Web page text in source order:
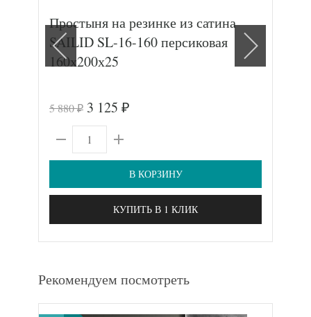
Простыня на резинке из сатина
SAILID SL-16-160 персиковая
160х200х25
5 880₽ 3 125 ₽
В КОРЗИНУ
КУПИТЬ В 1 КЛИК
Рекомендуем посмотреть